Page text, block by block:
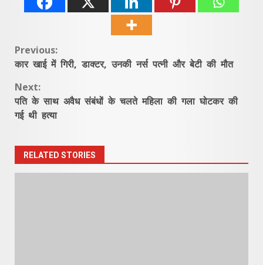
Continue
Previous:
कार खाई में गिरी, डाक्टर, उनकी नर्स पत्नी और बेटी की मौत
Next:
पति के साथ अवैध संबंधों के चलते महिला की गला घोटकर की
गई थी हत्या
RELATED STORIES